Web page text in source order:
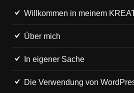
Willkommen in meinem
Über mich
In eigener Sache
Die Verwendung von